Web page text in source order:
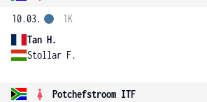
10.03.
Tan H.
Stollar F.
1K
Potchefstroom ITF